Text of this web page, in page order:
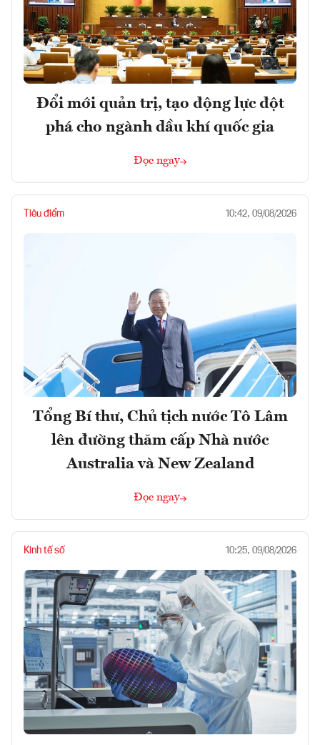
Đổi mới quản trị, tạo động lực đột
phá cho ngành dầu khí quốc gia
Đọc ngay
Tiêu điểm 10:42, 09/08/2026
Tổng Bí thư, Chủ tịch nước Tô Lâm
lên đường thăm cấp Nhà nước
Australia và New Zealand
Đọc ngay
Kinh tế số 10:25, 09/08/2026